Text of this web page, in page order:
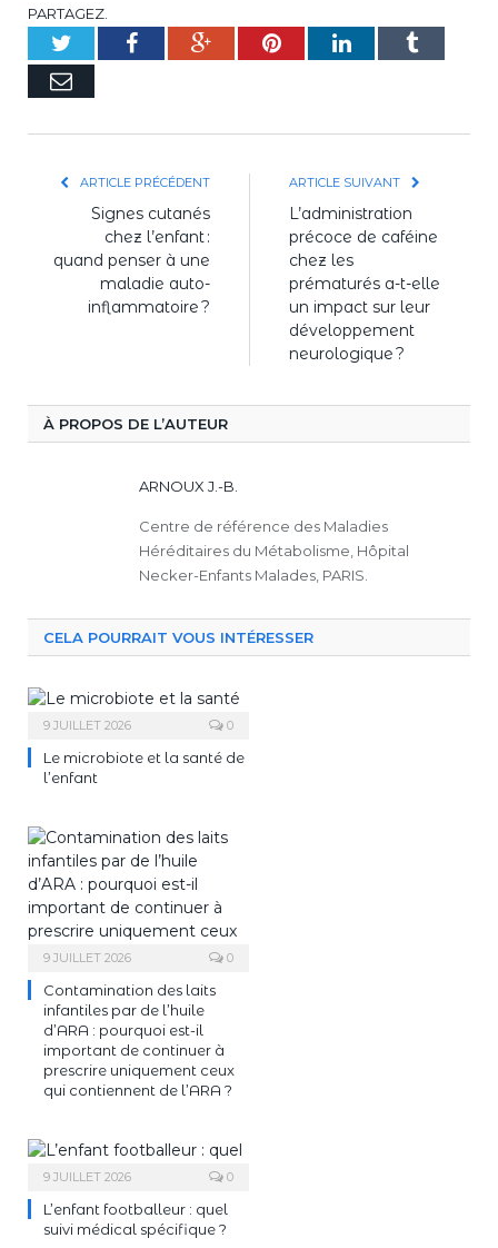
PARTAGEZ.
TwitterFacebookGoogle+PinterestLinkedInTumblr
E-
ARTICLE PRÉCÉDENT
Signes cutanés
chez l’enfant :
quand penser à une
maladie auto-
inflammatoire ?
ARTICLE SUIVANT
L’administration
précoce de caféine
chez les
prématurés a-t-elle
un impact sur leur
développement
neurologique ?
À PROPOS DE L’AUTEUR
ARNOUX J.-B.
Centre de référence des Maladies
Héréditaires du Métabolisme, Hôpital
Necker-Enfants Malades, PARIS.
CELA POURRAIT VOUS INTÉRESSER
9 JUILLET 2026 0
Le microbiote et la santé de
l’enfant
9 JUILLET 2026 0
Contamination des laits
infantiles par de l’huile
d’ARA : pourquoi est-il
important de continuer à
prescrire uniquement ceux
qui contiennent de l’ARA ?
9 JUILLET 2026 0
L’enfant footballeur : quel
suivi médical spécifique ?